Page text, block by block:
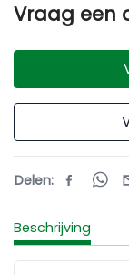
Vraag een
Delen:
Beschrijving